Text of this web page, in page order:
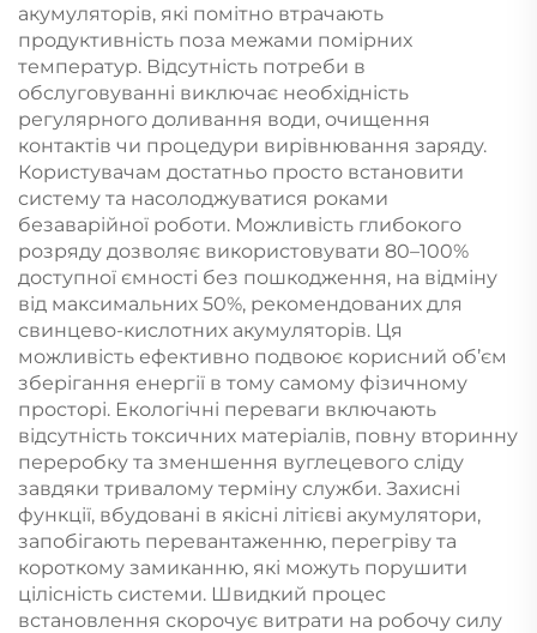
акумуляторів, які помітно втрачають
продуктивність поза межами помірних
температур. Відсутність потреби в
обслуговуванні виключає необхідність
регулярного доливання води, очищення
контактів чи процедури вирівнювання заряду.
Користувачам достатньо просто встановити
систему та насолоджуватися роками
безаварійної роботи. Можливість глибокого
розряду дозволяє використовувати 80–100%
доступної ємності без пошкодження, на відміну
від максимальних 50%, рекомендованих для
свинцево-кислотних акумуляторів. Ця
можливість ефективно подвоює корисний об’єм
зберігання енергії в тому самому фізичному
просторі. Екологічні переваги включають
відсутність токсичних матеріалів, повну вторинну
переробку та зменшення вуглецевого сліду
завдяки тривалому терміну служби. Захисні
функції, вбудовані в якісні літієві акумулятори,
запобігають перевантаженню, перегріву та
короткому замиканню, які можуть порушити
цілісність системи. Швидкий процес
встановлення скорочує витрати на робочу силу